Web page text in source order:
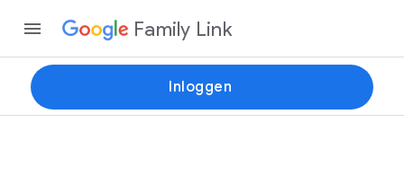
Family Link
Inloggen